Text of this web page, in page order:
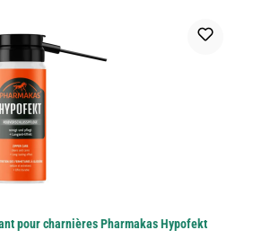
pour charnières Pharmakas Hypofekt